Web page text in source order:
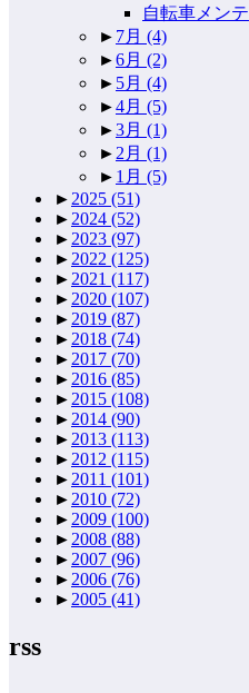
自転車メンテ
► 7月 (4)
►6月 (2)
► 5月 (4)
►4月 (5)
►3月 (1)
► 2月 (1)
► 1月 (5)
► 2025 (51)
► 2024 (52)
► 2023 (97)
► 2022 (125)
► 2021 (117)
► 2020 (107)
► 2019 (87)
► 2018 (74)
► 2017 (70)
► 2016 (85)
► 2015 (108)
► 2014 (90)
► 2013 (113)
► 2012 (115)
► 2011 (101)
► 2010 (72)
► 2009 (100)
► 2008 (88)
► 2007 (96)
► 2006 (76)
► 2005 (41)
rss